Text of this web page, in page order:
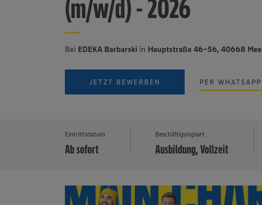
(m/w/d) - 2026
Bei EDEKA Barbarski in Hauptstraße 46-56, 40668
JETZT BEWERBEN PER WHATSAPP
Eintrittsdatum
Ab sofort
Beschäftigungsart
Ausbildung, Vollzeit